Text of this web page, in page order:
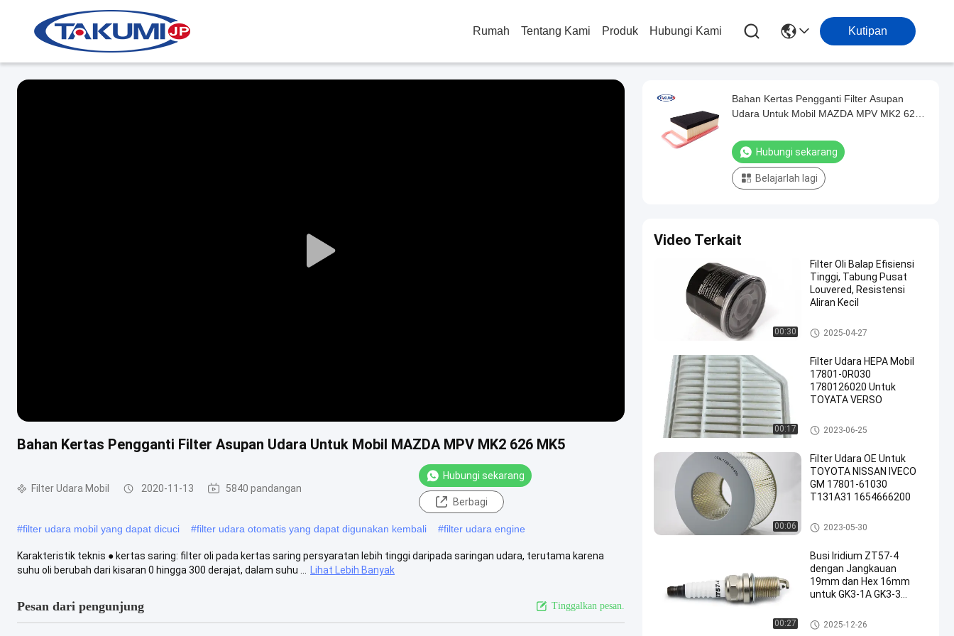
Rumah Tentang Kami Produk Hubungi Kami Kutipan
Play
Bahan Kertas Pengganti Filter Asupan Udara Untuk Mobil MAZDA MPV MK2 626 MK5
Filter Udara Mobil 2020-11-13 5840 pandangan
Hubungi sekarang
Berbagi
#filter udara mobil yang dapat dicuci #filter udara otomatis yang dapat digunakan kembali #filter udara engine
Karakteristik teknis ● kertas saring: filter oli pada kertas saring persyaratan lebih tinggi daripada saringan udara, terutama karena
suhu oli berubah dari kisaran 0 hingga 300 derajat, dalam suhu ...
Lihat Lebih Banyak
Pesan dari pengunjung Tinggalkan pesan.
Bahan Kertas Pengganti Filter Asupan
Udara Untuk Mobil MAZDA MPV MK2 626
Hubungi sekarang
Belajarlah lagi
Video Terkait
00:30
Filter Oli Balap Efisiensi
Tinggi, Tabung Pusat
Louvered, Resistensi
Aliran Kecil
filter oli mesin
2025-04-27
00:17
Filter Udara HEPA Mobil
17801-0R030
1780126020 Untuk
TOYATA VERSO
Filter Udara Mobil
2023-06-25
00:06
Filter Udara OE Untuk
TOYOTA NISSAN IVECO
GM 17801-61030
T131A31 1654666200
Filter Udara Mobil
2023-05-30
00:27
Busi Iridium ZT57-4
dengan Jangkauan
19mm dan Hex 16mm
untuk GK3-1A GK3-3
Busi Generator
2025-12-26